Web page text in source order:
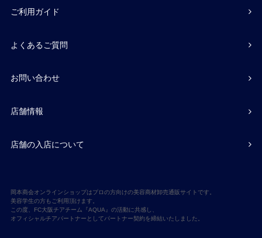
ご利用ガイド
よくあるご質問
お問い合わせ
店舗情報
店舗の入店について
岡本商会オンラインショップはプロの方向けの美容商材卸売通販サイトです。
美容学生の方もご利用頂けます。
この度、FC大阪チアチーム『AQUA』の活動に共感し、
オフィシャルチアパートナーとしてパートナー契約を締結いたしました。